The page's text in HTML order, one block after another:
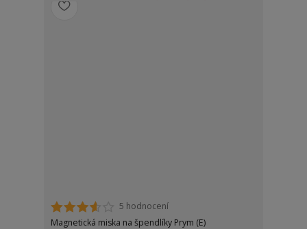
5 hodnocení
Magnetická miska na špendlíky Prym (E)